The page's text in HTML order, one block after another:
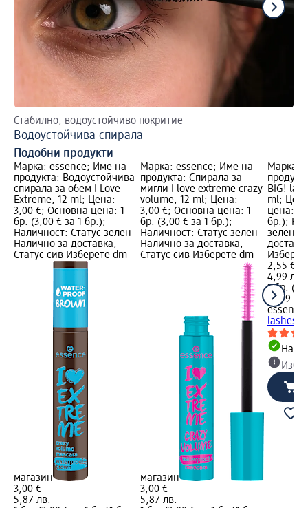
Стабилно, водоустойчиво покритие
Водоустойчива спирала
Подобни продукти
Марка: essence; Име на
продукта: Водоустойчива
спирала за обем I Love
Extreme, 12 ml; Цена:
3,00 €; Основна цена: 1
бр. (3,00 € за 1 бр.);
Наличност: Статус зелен
Налично за доставка,
Статус сив Изберете dm
магазин
3,00 €
5,87 лв.
Марка: essence; Име на
продукта: Спирала за
мигли I love extreme crazy
volume, 12 ml; Цена:
3,00 €; Основна цена: 1
бр. (3,00 € за 1 бр.);
Наличност: Статус зелен
Налично за доставка,
Статус сив Изберете dm
магазин
3,00 €
5,87 лв.
Марка:
BIG!
ml;
цена: 1
бр.);
зелен
2,55 €
4,99 лв.
1 бр.
(4,99
essence
lashes